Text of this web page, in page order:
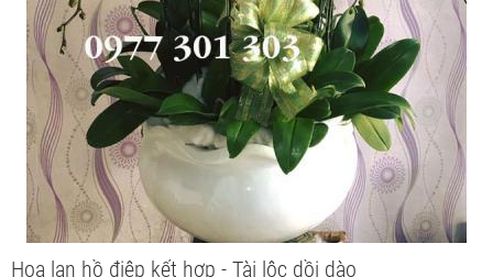
Hoa lan hồ điệp kết hợp - Tài lộc dồi dào